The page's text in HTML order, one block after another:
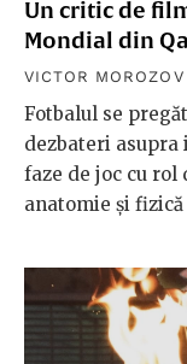
Un critic de
Mondial din
VICTOR MOROZOV
Fotbalul se
dezbateri
faze de joc cu rol
anatomie și